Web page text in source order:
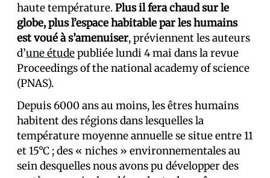
haute température.Plus il fera chaud sur le
globe, plus l’espace habitable par les humains
est voué à s’amenuiser, préviennent les auteurs
d’une étudepubliée lundi 4 mai dans la revue
Proceedings of the national academy of science
(PNAS).
Depuis 6000 ans au moins, les êtres humains
habitent des régions dans lesquelles la
température moyenne annuelle se situe entre 11
et 15°C ; des « niches » environnementales au
sein desquelles nous avons pu développer des